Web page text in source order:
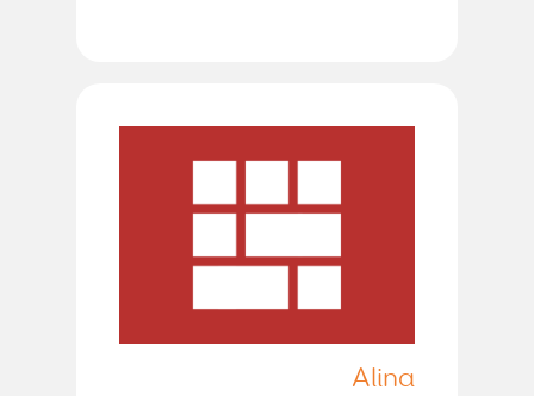
Alina